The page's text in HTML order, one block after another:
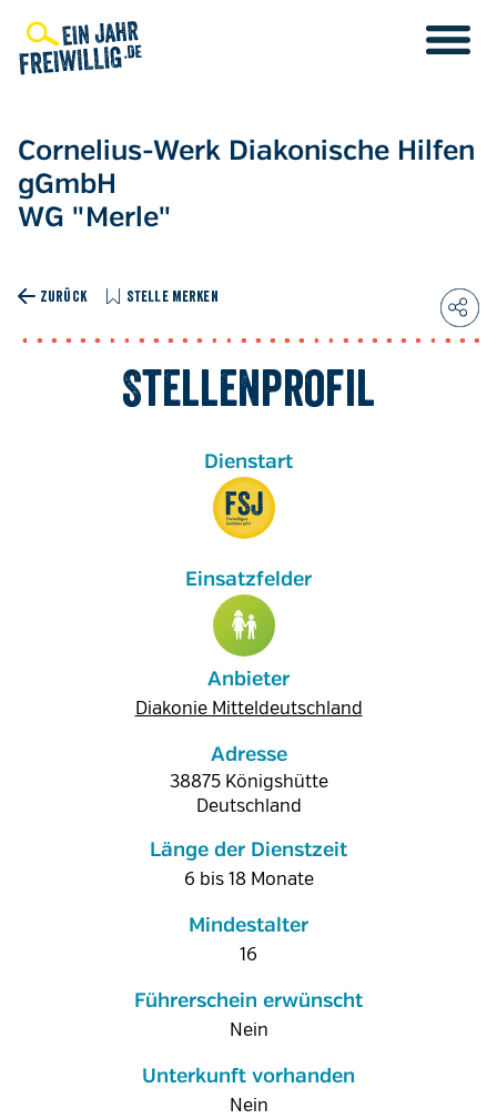
zum
Inhalt
Cornelius-Werk Diakonische Hilfen
gGmbH
WG "Merle"
ZURÜCK STELLE MERKEN
Stellenprofil
Anbieter
Diakonie Mitteldeutschland
Adresse
38875 Königshütte
Deutschland
Länge der Dienstzeit
6 bis 18 Monate
Mindestalter
16
Führerschein erwünscht
Nein
Unterkunft vorhanden
Nein